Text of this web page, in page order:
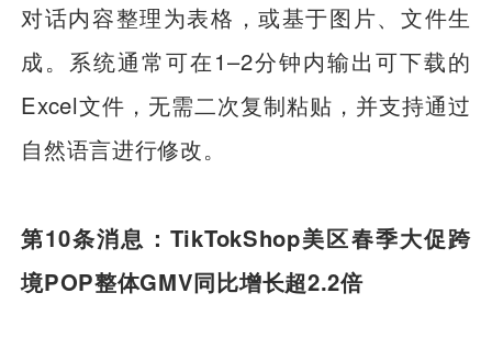
对话内容整理为表格，或基于图片、文件生
成。系统通常可在1–2分钟内输出可下载的
Excel文件，无需二次复制粘贴，并支持通过
自然语言进行修改。
第10条消息：TikTokShop美区春季大促跨
境POP整体GMV同比增长超2.2倍